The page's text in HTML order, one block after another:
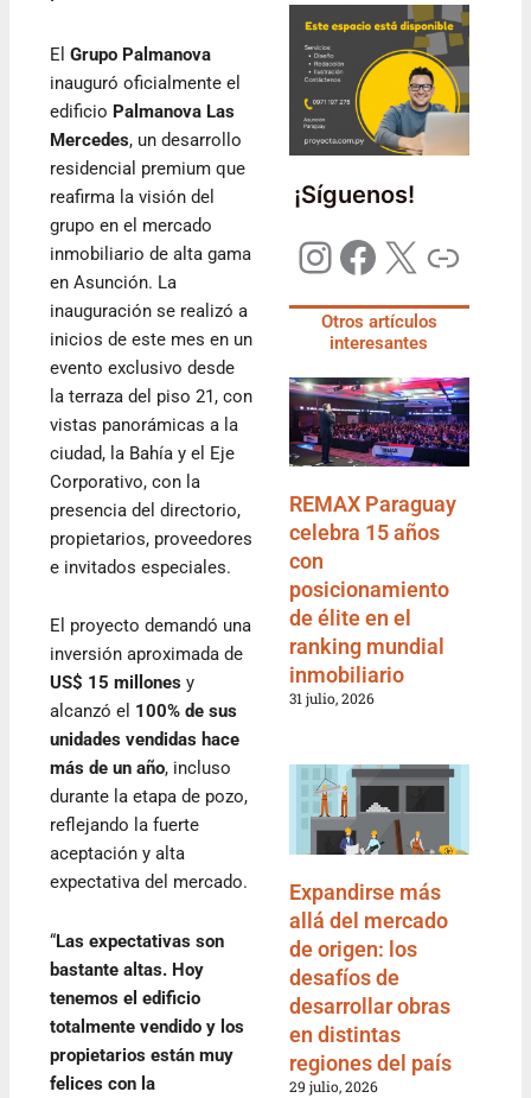
ElGrupo Palmanova
inauguró oficialmente el
edificio Palmanova Las
Mercedes, un desarrollo
residencial premium que
reafirma la visión del
grupo en el mercado
inmobiliario de alta gama
en Asunción. La
inauguración se realizó a
inicios de este mes en un
evento exclusivo desde
la terraza del piso 21, con
vistas panorámicas a la
ciudad, la Bahía y el Eje
Corporativo, con la
presencia del directorio,
propietarios, proveedores
e invitados especiales.
El proyecto demandó una
inversión aproximada de
US$ 15 millones y
alcanzó el 100% de sus
unidades vendidas hace
más de un año, incluso
durante la etapa de pozo,
reflejando la fuerte
aceptación y alta
expectativa del mercado.
“Las expectativas son
bastante altas. Hoy
tenemos el edificio
totalmente vendido y los
propietarios están muy
felices con la
¡Síguenos!
Otros artículos
interesantes
REMAX Paraguay
celebra 15 años
con
posicionamiento
de élite en el
ranking mundial
inmobiliario
31 julio, 2026
Expandirse más
allá del mercado
de origen: los
desafíos de
desarrollar obras
en distintas
regiones del país
29 julio, 2026